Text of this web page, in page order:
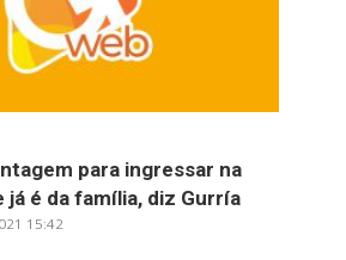
para ingressar na
já é da família, diz Gurría
15:42